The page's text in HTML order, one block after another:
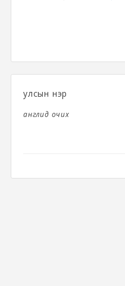
улсын нэр
англид очих